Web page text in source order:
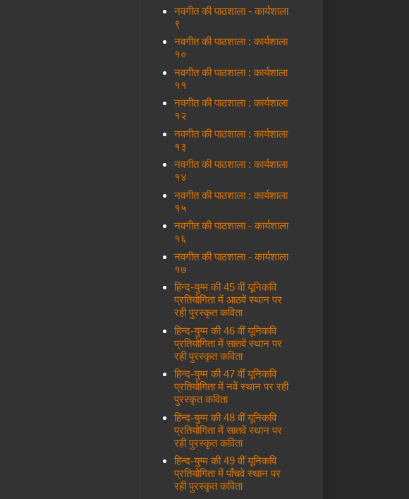
नवगीत की पाठशाला - कार्यशाला
९
नवगीत की पाठशाला : कार्यशाला
१०
नवगीत की पाठशाला : कार्यशाला
११
नवगीत की पाठशाला : कार्यशाला
१२
नवगीत की पाठशाला : कार्यशाला
१३
नवगीत की पाठशाला : कार्यशाला
१४
नवगीत की पाठशाला : कार्यशाला
१५
नवगीत की पाठशाला - कार्यशाला
१६
नवगीत की पाठशाला - कार्यशाला
१७
हिन्द-युग्म की 45 वीं यूनिकवि
प्रतियोगिता में आठवें स्थान पर
रही पुरस्कृत कविता
हिन्द-युग्म की 46 वीं यूनिकवि
प्रतियोगिता में सातवें स्थान पर
रही पुरस्कृत कविता
हिन्द-युग्म की 47 वीं यूनिकवि
प्रतियोगिता में नवें स्थान पर रही
पुरस्कृत कविता
हिन्द-युग्म की 48 वीं यूनिकवि
प्रतियोगिता में सातवें स्थान पर
रही पुरस्कृत कविता
हिन्द-युग्म की 49 वीं यूनिकवि
प्रतियोगिता में पाँचवे स्थान पर
रही पुरस्कृत कविता